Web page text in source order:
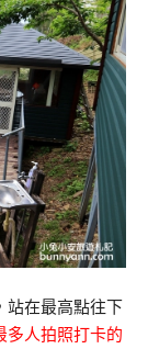
站在最高點往下
多人拍照打卡的